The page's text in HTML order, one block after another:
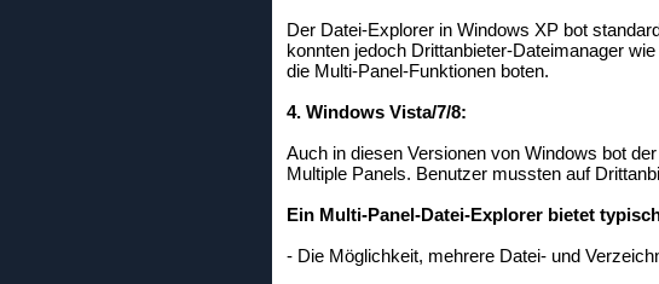
Der Datei-Explorer in Windows XP bot
konnten jedoch Drittanbieter-Dateimanager
die Multi-Panel-Funktionen boten.
4. Windows Vista/7/8:
Auch in diesen Versionen von Windows bot
Multiple Panels. Benutzer mussten auf
Ein Multi-Panel-Datei-Explorer bietet
- Die Möglichkeit, mehrere Datei- und